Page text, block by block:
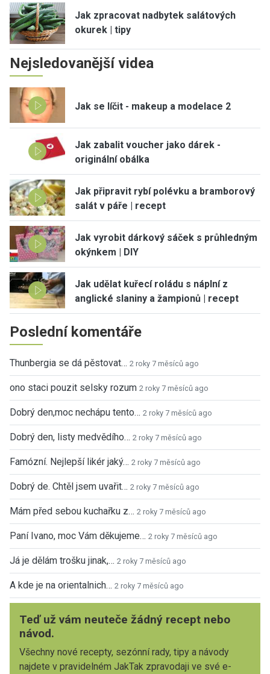
Jak zpracovat nadbytek salátových
okurek | tipy
Nejsledovanější videa
Jak se líčit - makeup a modelace 2
Jak zabalit voucher jako dárek -
originální obálka
Jak připravit rybí polévku a bramborový
salát v páře | recept
Jak vyrobit dárkový sáček s průhledným
okýnkem | DIY
Jak udělat kuřecí roládu s náplní z
anglické slaniny a žampionů | recept
Poslední komentáře
Thunbergia se dá pěstovat… 2 roky 7 měsíců ago
ono staci pouzit selsky rozum 2 roky 7 měsíců ago
Dobrý den,moc nechápu tento… 2 roky 7 měsíců ago
Dobrý den, listy medvědího… 2 roky 7 měsíců ago
Famózní. Nejlepší likér jaký… 2 roky 7 měsíců ago
Dobrý de. Chtěl jsem uvařit… 2 roky 7 měsíců ago
Mám před sebou kuchařku z… 2 roky 7 měsíců ago
Paní Ivano, moc Vám děkujeme… 2 roky 7 měsíců ago
Já je dělám trošku jinak,… 2 roky 7 měsíců ago
A kde je na orientalnich… 2 roky 7 měsíců ago
Teď už vám neuteče žádný recept nebo
návod.
Všechny nové recepty, sezónní rady, tipy a návody
najdete v pravidelném JakTak zpravodaji ve své e-